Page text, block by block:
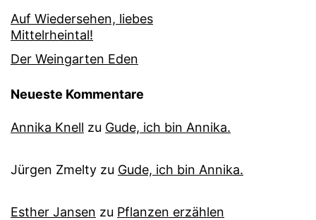
Auf Wiedersehen, liebes
Mittelrheintal!
Der Weingarten Eden
Neueste Kommentare
Annika Knell zu Gude, ich bin Annika.
Jürgen Zmelty zu Gude, ich bin Annika.
Esther Jansen zu Pflanzen erzählen